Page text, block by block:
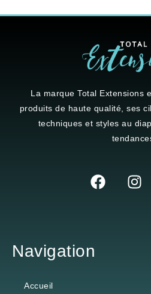
La marqueTotal Extensions
produits de haute qualité, ses
techniques et styles au
Navigation